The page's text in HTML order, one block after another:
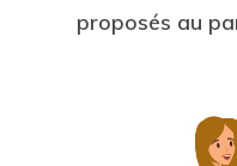
proposés au